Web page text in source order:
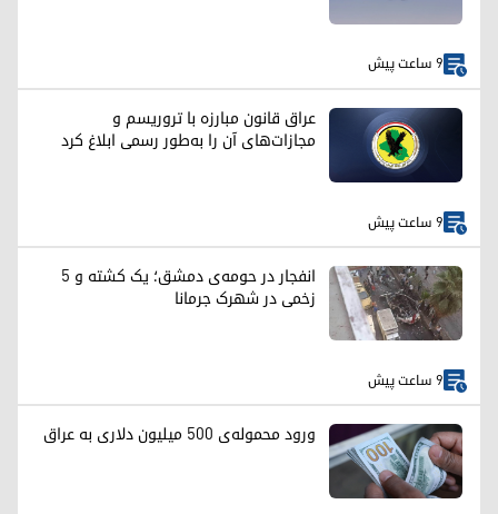
9 ساعت پیش
عراق قانون مبارزه با تروریسم و
مجازات‌های آن را به‌طور رسمی ابلاغ کرد
9 ساعت پیش
انفجار در حومه‌ی دمشق؛ یک کشته و ۵
زخمی در شهرک جرمانا
9 ساعت پیش
ورود محموله‌ی ۵۰۰ میلیون دلاری به عراق